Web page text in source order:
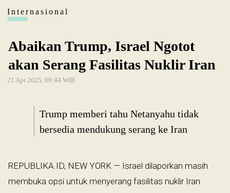
Internasional
Abaikan Trump, Israel Ngotot
akan Serang Fasilitas Nuklir Iran
21 Apr 2025, 09:44 WIB
Trump memberi tahu Netanyahu tidak
bersedia mendukung serang ke Iran
REPUBLIKA.ID, NEW YORK — Israel dilaporkan masih
membuka opsi untuk menyerang fasilitas nuklir Iran